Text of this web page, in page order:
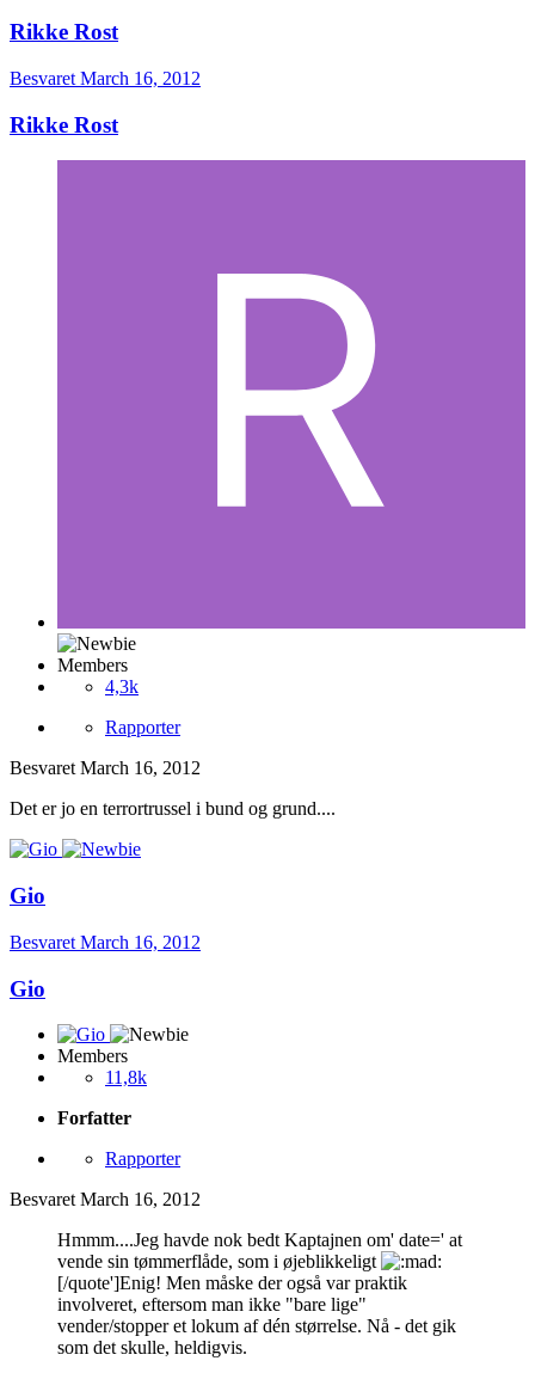
Rikke Rost
Besvaret March 16, 2012
Rikke Rost
Members
4,3k
Rapporter
Besvaret March 16, 2012
Det er jo en terrortrussel i bund og grund....
Gio
Besvaret March 16, 2012
Gio
Members
11,8k
Forfatter
Rapporter
Besvaret March 16, 2012
Hmmm....Jeg havde nok bedt Kaptajnen om' date=' at
vende sin tømmerflåde, som i øjeblikkeligt
[/quote']Enig! Men måske der også var praktik
involveret, eftersom man ikke "bare lige"
vender/stopper et lokum af dén størrelse. Nå - det gik
som det skulle, heldigvis.